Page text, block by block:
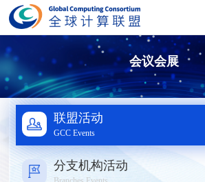
会议会展
联盟活动
GCC Events
分支机构活动